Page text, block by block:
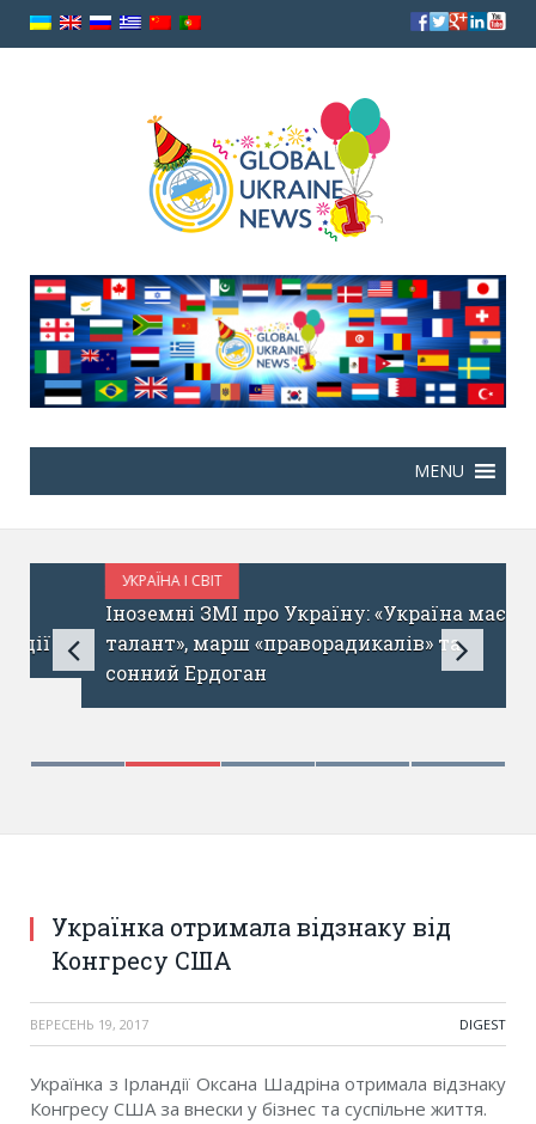
УКРАЇНА І СВІТ
ЖОВТЕНЬ 18, 2017
Іноземні ЗМІ про Україну: «Україна має
талант», марш «праворадикалів» та
сонний Ердоган
Українка отримала відзнаку від
Конгресу США
ВЕРЕСЕНЬ 19, 2017 DIGEST
Українка з Ірландії Оксана Шадріна отримала відзнаку
Конгресу США за внески у бізнес та суспільне життя.